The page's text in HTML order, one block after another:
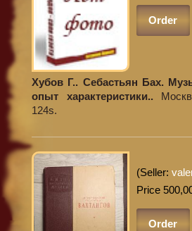
Order
Хубов Г.. Себастьян Бах. Музыкант-философ,
опыт характеристики..
124s.
(Seller:
Price
Order